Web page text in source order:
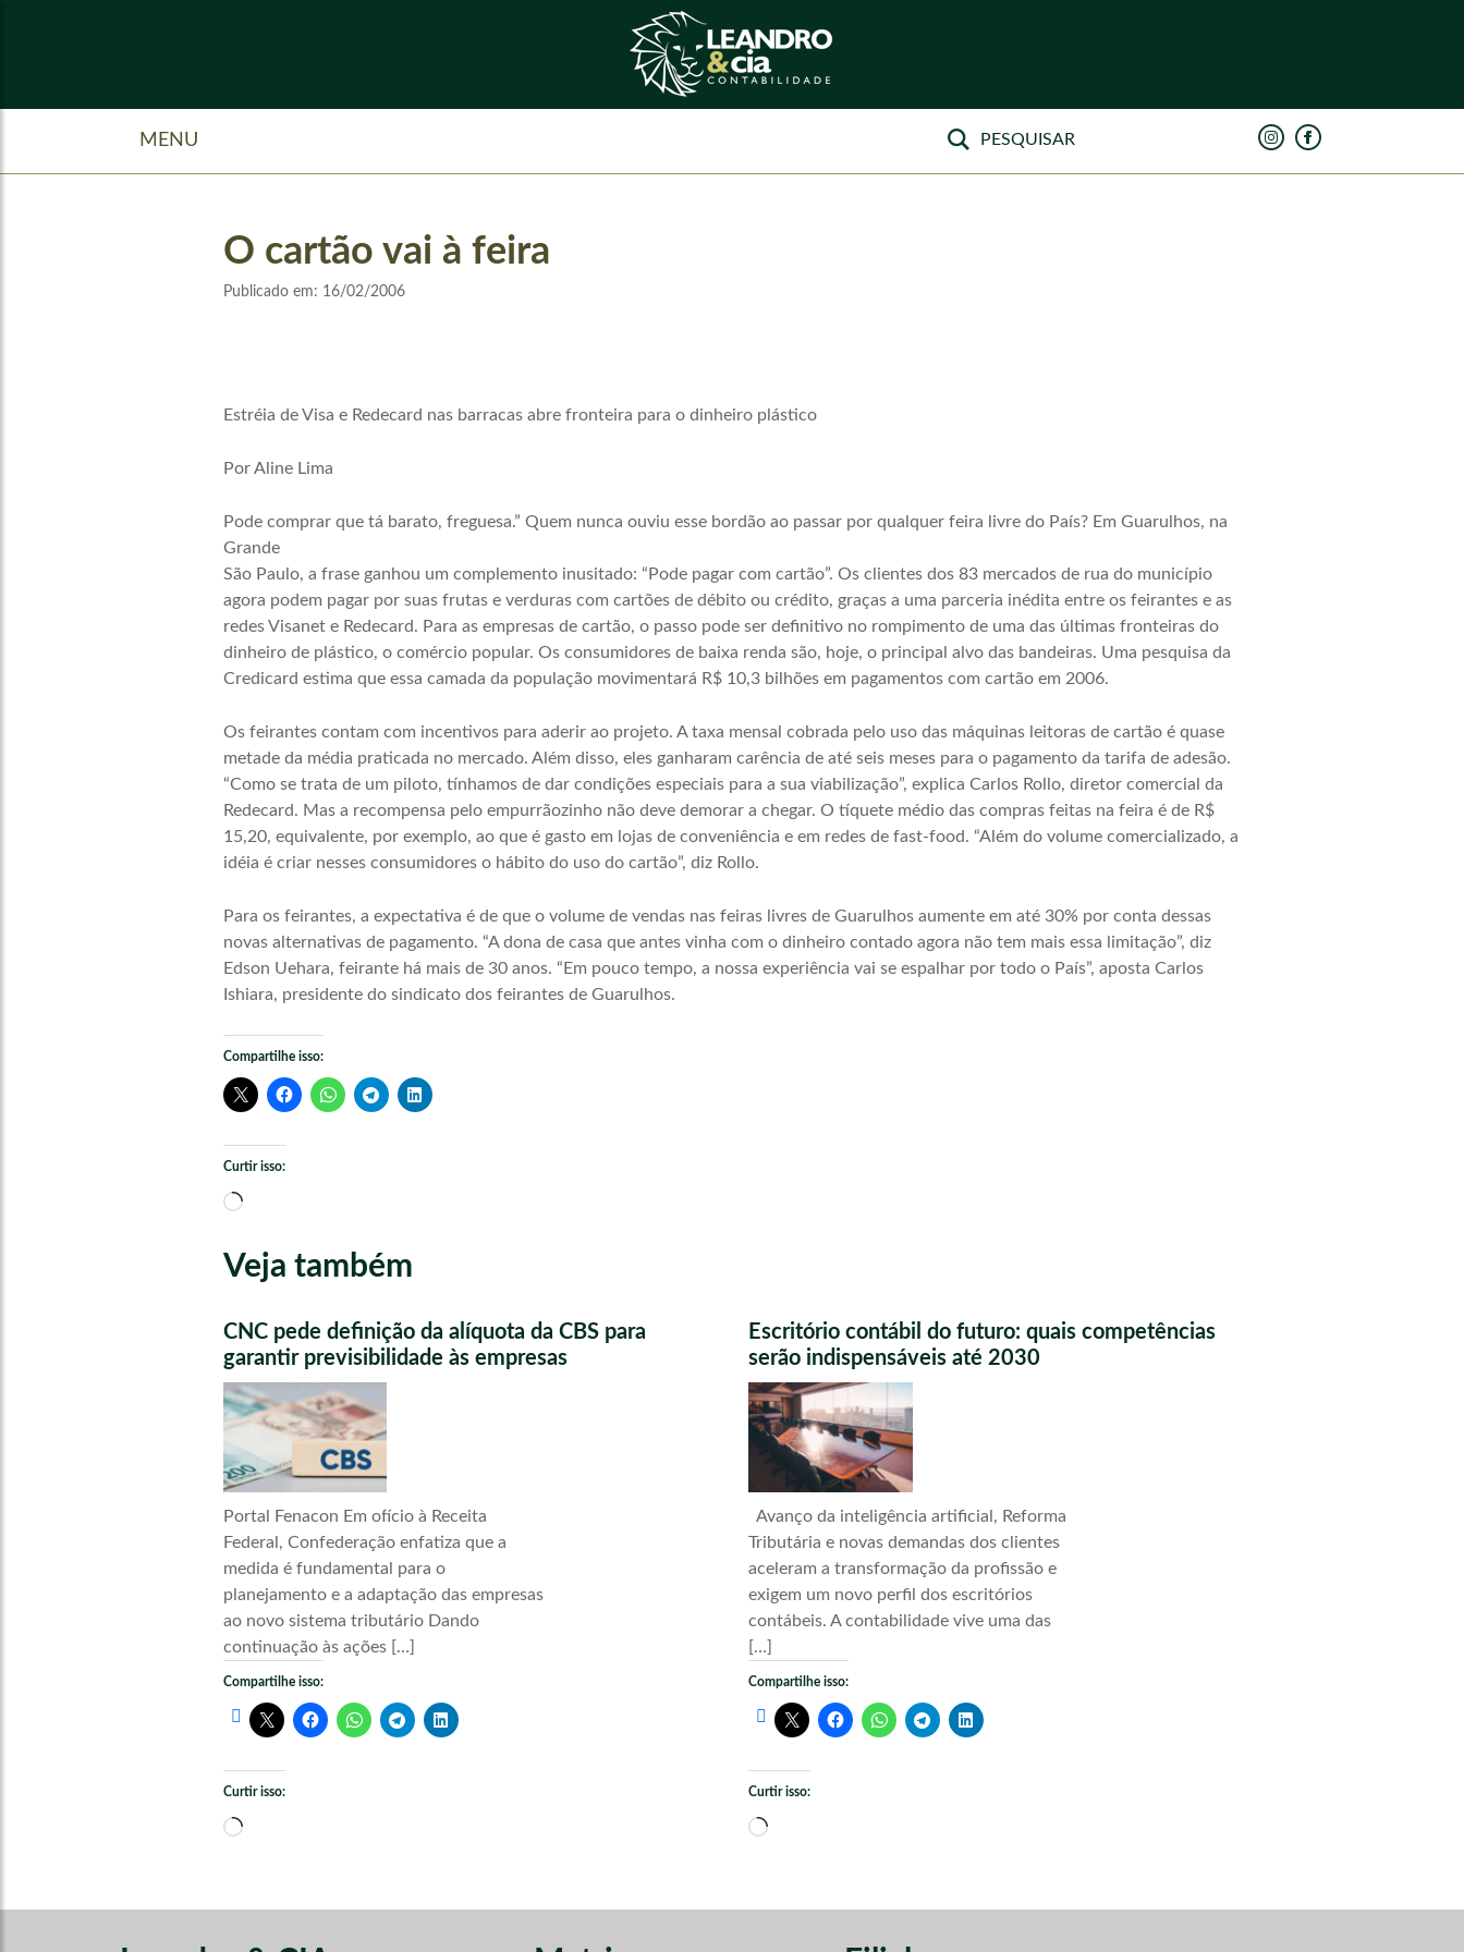
MENU
O cartão vai à feira
Publicado em: 16/02/2006
Estréia de Visa e Redecard nas barracas abre fronteira para o dinheiro plástico
Por Aline Lima
Pode comprar que tá barato, freguesa.” Quem nunca ouviu esse bordão ao passar por qualquer feira livre do País? Em Guarulhos, na
Grande
São Paulo, a frase ganhou um complemento inusitado: “Pode pagar com cartão”. Os clientes dos 83 mercados de rua do município
agora podem pagar por suas frutas e verduras com cartões de débito ou crédito, graças a uma parceria inédita entre os feirantes e as
redes Visanet e Redecard. Para as empresas de cartão, o passo pode ser definitivo no rompimento de uma das últimas fronteiras do
dinheiro de plástico, o comércio popular. Os consumidores de baixa renda são, hoje, o principal alvo das bandeiras. Uma pesquisa da
Credicard estima que essa camada da população movimentará R$ 10,3 bilhões em pagamentos com cartão em 2006.
Os feirantes contam com incentivos para aderir ao projeto. A taxa mensal cobrada pelo uso das máquinas leitoras de cartão é quase
metade da média praticada no mercado. Além disso, eles ganharam carência de até seis meses para o pagamento da tarifa de adesão.
“Como se trata de um piloto, tínhamos de dar condições especiais para a sua viabilização”, explica Carlos Rollo, diretor comercial da
Redecard. Mas a recompensa pelo empurrãozinho não deve demorar a chegar. O tíquete médio das compras feitas na feira é de R$
15,20, equivalente, por exemplo, ao que é gasto em lojas de conveniência e em redes de fast-food. “Além do volume comercializado, a
idéia é criar nesses consumidores o hábito do uso do cartão”, diz Rollo.
Para os feirantes, a expectativa é de que o volume de vendas nas feiras livres de Guarulhos aumente em até 30% por conta dessas
novas alternativas de pagamento. “A dona de casa que antes vinha com o dinheiro contado agora não tem mais essa limitação”, diz
Edson Uehara, feirante há mais de 30 anos. “Em pouco tempo, a nossa experiência vai se espalhar por todo o País”, aposta Carlos
Ishiara, presidente do sindicato dos feirantes de Guarulhos.
Compartilhe isso:
Curtir isso:
Carregando...
Veja também
CNC pede definição da alíquota da CBS para
garantir previsibilidade às empresas
Portal Fenacon Em ofício à Receita
Federal, Confederação enfatiza que a
medida é fundamental para o
planejamento e a adaptação das empresas
ao novo sistema tributário Dando
continuação às ações […]
Compartilhe isso:
Curtir isso:
Carregando...
Escritório contábil do futuro: quais competências
serão indispensáveis até 2030
Avanço da inteligência artificial, Reforma
Tributária e novas demandas dos clientes
aceleram a transformação da profissão e
exigem um novo perfil dos escritórios
contábeis. A contabilidade vive uma das
[…]
Compartilhe isso:
Curtir isso:
Carregando...